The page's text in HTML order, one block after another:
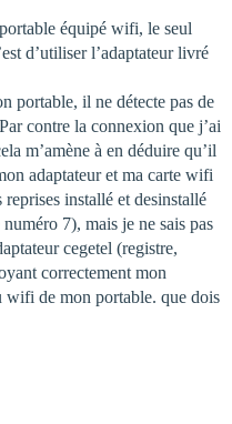
équipé wifi, le seul
d’utiliser l’adaptateur livré
portable, il ne détecte pas de
contre la connexion que j’ai
m’amène à en déduire qu’il
adaptateur et ma carte wifi
installé et desinstallé
7), mais je ne sais pas
cegetel (registre,
correctement mon
de mon portable. que dois